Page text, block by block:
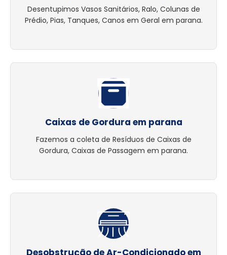
Desentupimos Vasos Sanitários, Ralo, Colunas de
Prédio, Pias, Tanques, Canos em Geral em parana.
Caixas de Gordura em parana
Fazemos a coleta de Resíduos de Caixas de
Gordura, Caixas de Passagem em parana.